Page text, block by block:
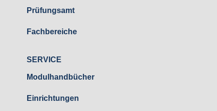
Prüfungsamt
Fachbereiche
SERVICE
Modulhandbücher
Einrichtungen